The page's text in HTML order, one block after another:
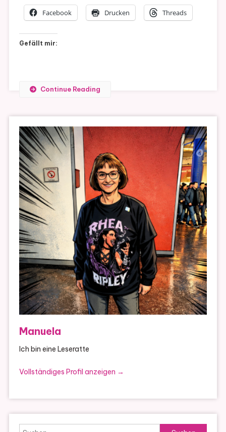
Facebook Drucken Threads
Gefällt mir:
Continue Reading
Manuela
Ich bin eine Leseratte
Vollständiges Profil anzeigen →
Suchen